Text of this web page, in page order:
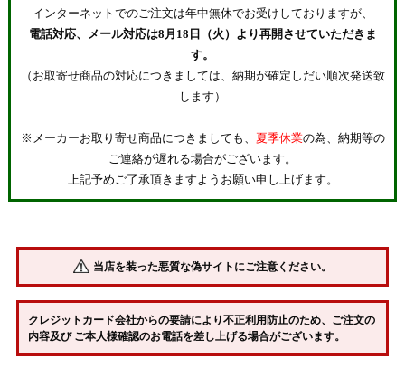
インターネットでのご注文は年中無休でお受けしておりますが、
電話対応、メール対応は8月18日（火）より再開させていただきま
す。
（お取寄せ商品の対応につきましては、納期が確定しだい順次発送致
します）
※メーカーお取り寄せ商品につきましても、 夏季休業の為、納期等の
ご連絡が遅れる場合がございます。
上記予めご了承頂きますようお願い申し上げます。
当店を装った悪質な偽サイトにご注意ください。
クレジットカード会社からの要請により不正利用防止のため、ご注文の
内容及び ご本人様確認のお電話を差し上げる場合がございます。